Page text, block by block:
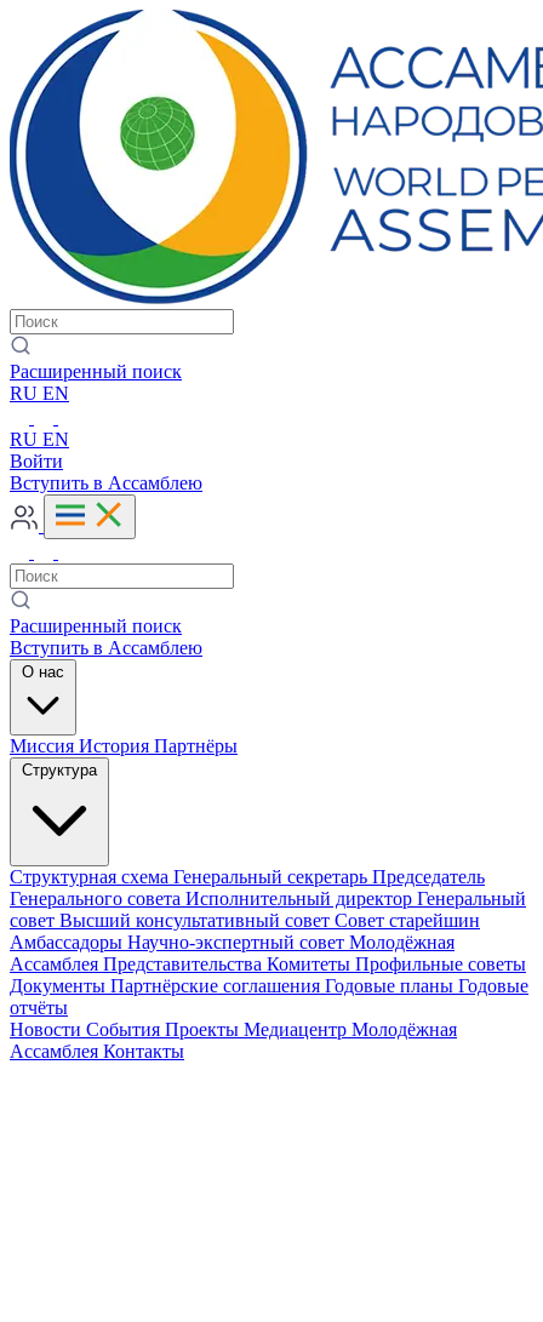
Расширенный поиск
RU EN
RU EN
Войти
Вступить в Ассамблею
Расширенный поиск
Вступить в Ассамблею
О нас
Миссия История Партнёры
Структура
Структурная схема Генеральный секретарь Председатель
Генерального совета Исполнительный директор Генеральный
совет Высший консультативный совет Совет старейшин
Амбассадоры Научно-экспертный совет Молодёжная
Ассамблея Представительства Комитеты Профильные советы
Документы Партнёрские соглашения Годовые планы Годовые
отчёты
Новости События Проекты Медиацентр Молодёжная
Ассамблея Контакты